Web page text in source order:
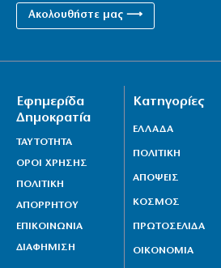
Ακολουθήστε μας ⟶
Εφημερίδα
Δημοκρατία
ΤΑΥΤΟΤΗΤΑ
ΟΡΟΙ ΧΡΗΣΗΣ
ΠΟΛΙΤΙΚΗ
ΑΠΟΡΡΗΤΟΥ
ΕΠΙΚΟΙΝΩΝΙΑ
ΔΙΑΦΗΜΙΣΗ
Κατηγορίες
ΕΛΛΑΔΑ
ΠΟΛΙΤΙΚΗ
ΑΠΟΨΕΙΣ
ΚΟΣΜΟΣ
ΠΡΩΤΟΣΕΛΙΔΑ
ΟΙΚΟΝΟΜΙΑ